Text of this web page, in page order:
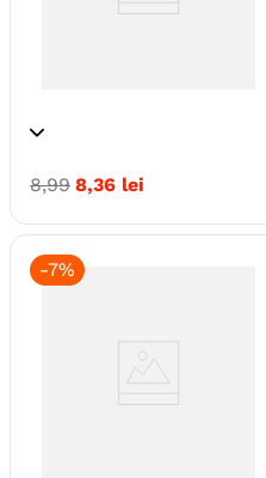
Specie
8,99 8,36 lei
-7%